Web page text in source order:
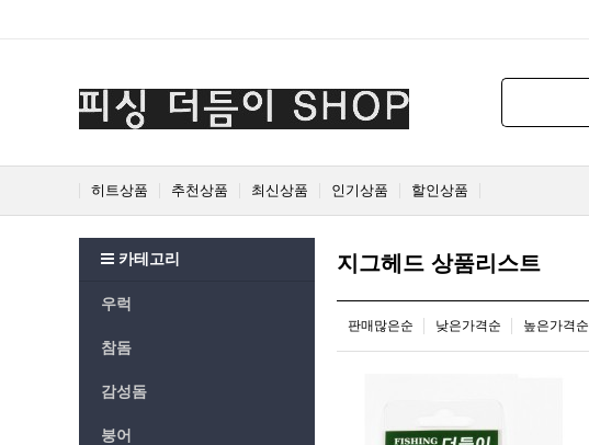
PrevNext
히트상품 추천상품 최신상품 인기상품 할인상품
카테고리
우럭
참돔
감성돔
붕어
지그헤드 상품리스트
판매많은순 낮은가격순 높은가격순